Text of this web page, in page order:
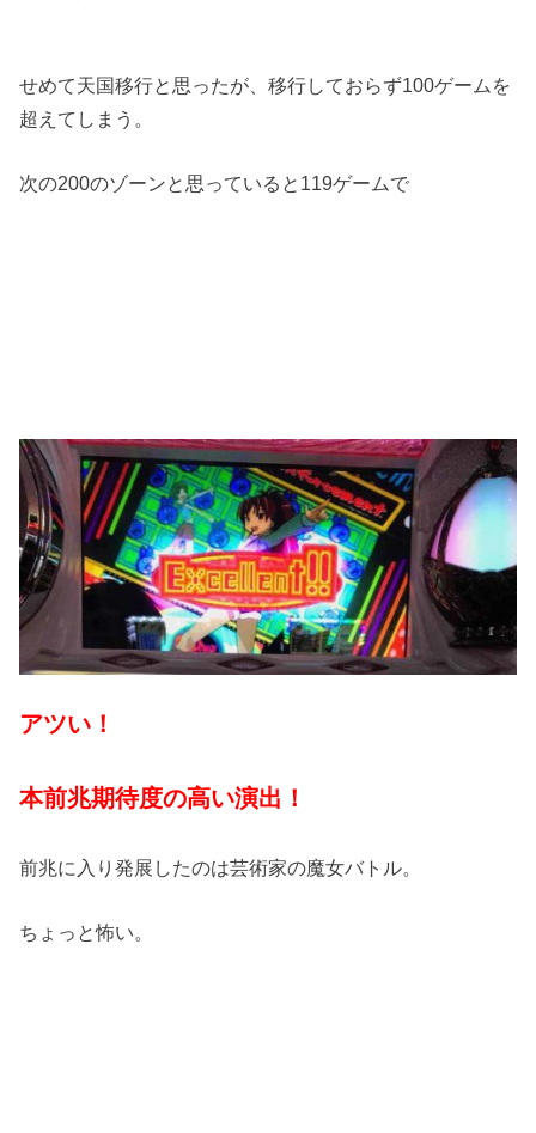
せめて天国移行と思ったが、移行しておらず100ゲームを
超えてしまう。
次の200のゾーンと思っていると119ゲームで
アツい！
本前兆期待度の高い演出！
前兆に入り発展したのは芸術家の魔女バトル。
ちょっと怖い。